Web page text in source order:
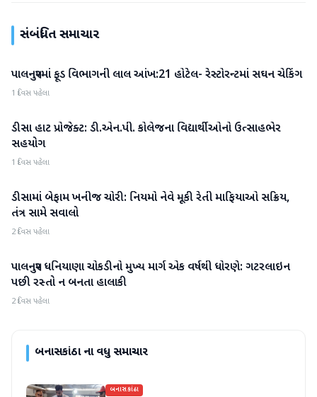
સંબંધિત સમાચાર
બનાસકાંઠા
પાલનપુરમાં ફૂડ વિભાગની લાલ આંખ:21 હોટેલ- રેસ્ટોરન્ટમાં સઘન ચેકિંગ
1 દિવસ પહેલા
બનાસકાંઠા
ડીસા હાટ પ્રોજેક્ટ: ડી.એન.પી. કોલેજના વિદ્યાર્થીઓનો ઉત્સાહભેર
સહયોગ
1 દિવસ પહેલા
બનાસકાંઠા
ડીસામાં બેફામ ખનીજ ચોરી: નિયમો નેવે મૂકી રેતી માફિયાઓ સક્રિય,
તંત્ર સામે સવાલો
2 દિવસ પહેલા
બનાસકાંઠા
પાલનપુર ધનિયાણા ચોકડીનો મુખ્ય માર્ગ એક વર્ષથી ધોરણે: ગટરલાઇન
પછી રસ્તો ન બનતા હાલાકી
2 દિવસ પહેલા
બનાસકાંઠાના વધુ સમાચાર
બનાસકાંઠા